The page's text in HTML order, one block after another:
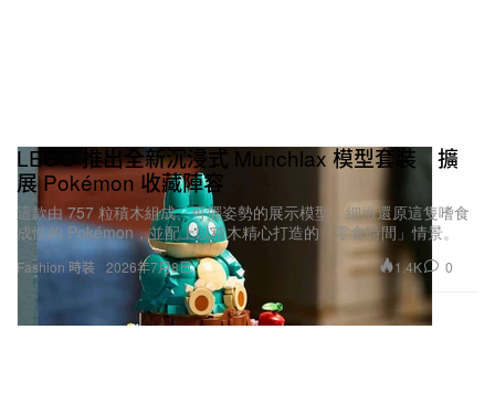
Fashion 時裝
LEGO 推出全新沉浸式 Munchlax 模型套裝 擴
展 Pokémon 收藏陣容
這款由 757 粒積木組成、可擺姿勢的展示模型，細緻還原這隻嗜食
成性的 Pokémon，並配上以積木精心打造的「零食時間」情景。
2026年7月8日 1.4K 0